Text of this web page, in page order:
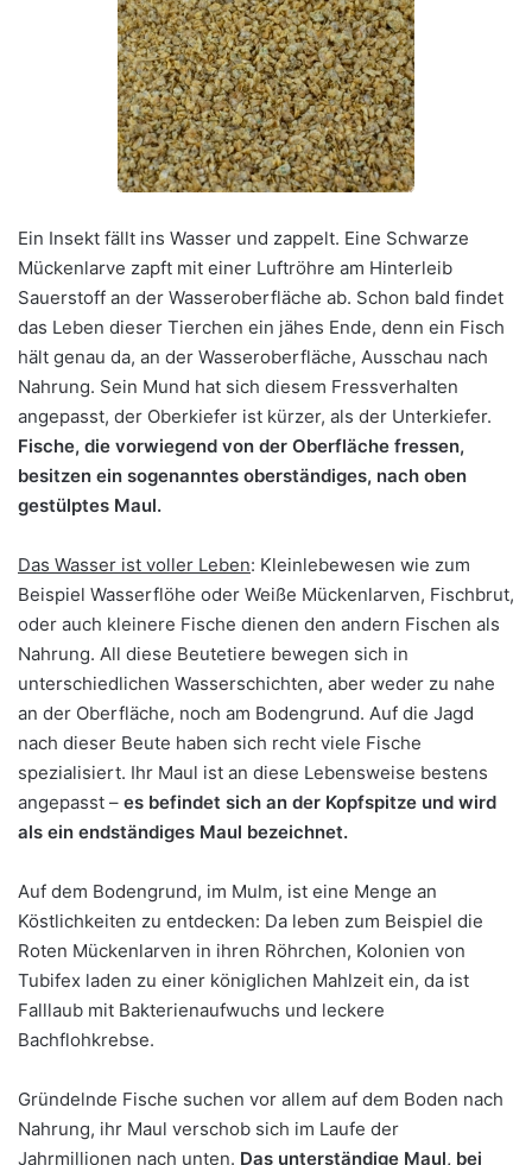
Ein Insekt fällt ins Wasser und zappelt. Eine Schwarze
Mückenlarve zapft mit einer Luftröhre am Hinterleib
Sauerstoff an der Wasseroberfläche ab. Schon bald findet
das Leben dieser Tierchen ein jähes Ende, denn ein Fisch
hält genau da, an der Wasseroberfläche, Ausschau nach
Nahrung. Sein Mund hat sich diesem Fressverhalten
angepasst, der Oberkiefer ist kürzer, als der Unterkiefer.
Fische, die vorwiegend von der Oberfläche fressen,
besitzen ein sogenanntes oberständiges, nach oben
gestülptes Maul.
Das Wasser ist voller Leben: Kleinlebewesen wie zum
Beispiel Wasserflöhe oder Weiße Mückenlarven, Fischbrut,
oder auch kleinere Fische dienen den andern Fischen als
Nahrung. All diese Beutetiere bewegen sich in
unterschiedlichen Wasserschichten, aber weder zu nahe
an der Oberfläche, noch am Bodengrund. Auf die Jagd
nach dieser Beute haben sich recht viele Fische
spezialisiert. Ihr Maul ist an diese Lebensweise bestens
angepasst – es befindet sich an der Kopfspitze und wird
als ein endständiges Maul bezeichnet.
Auf dem Bodengrund, im Mulm, ist eine Menge an
Köstlichkeiten zu entdecken: Da leben zum Beispiel die
Roten Mückenlarven in ihren Röhrchen, Kolonien von
Tubifex laden zu einer königlichen Mahlzeit ein, da ist
Falllaub mit Bakterienaufwuchs und leckere
Bachflohkrebse.
Gründelnde Fische suchen vor allem auf dem Boden nach
Nahrung, ihr Maul verschob sich im Laufe der
Jahrmillionen nach unten. Das unterständige Maul, bei